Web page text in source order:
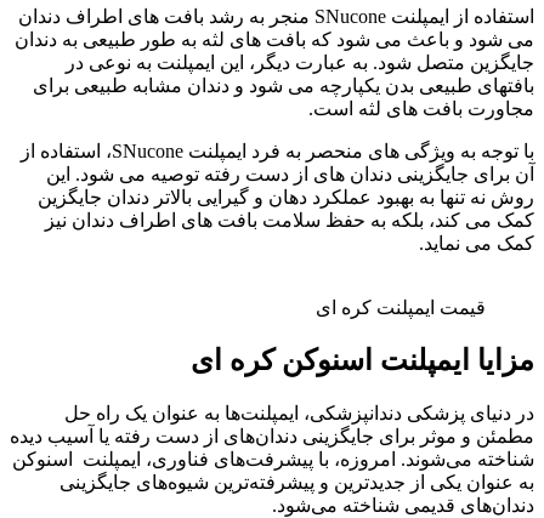
استفاده از ایمپلنت SNucone منجر به رشد بافت های اطراف دندان
می شود و باعث می شود که بافت های لثه به طور طبیعی به دندان
جایگزین متصل شود. به عبارت دیگر، این ایمپلنت به نوعی در
بافتهای طبیعی بدن یکپارچه می شود و دندان مشابه طبیعی برای
مجاورت بافت های لثه است.
با توجه به ویژگی های منحصر به فرد ایمپلنت SNucone، استفاده از
آن برای جایگزینی دندان های از دست رفته توصیه می شود. این
روش نه تنها به بهبود عملکرد دهان و گیرایی بالاتر دندان جایگزین
کمک می کند، بلکه به حفظ سلامت بافت های اطراف دندان نیز
کمک می نماید.
قیمت ایمپلنت کره ای
مزایا ایمپلنت اسنوکن کره ای
در دنیای پزشکی دندانپزشکی، ایمپلنت‌ها به عنوان یک راه حل
مطمئن و موثر برای جایگزینی دندان‌های از دست رفته یا آسیب دیده
شناخته می‌شوند. امروزه، با پیشرفت‌های فناوری، ایمپلنت اسنوکن
به عنوان یکی از جدیدترین و پیشرفته‌ترین شیوه‌های جایگزینی
دندان‌های قدیمی شناخته می‌شود.